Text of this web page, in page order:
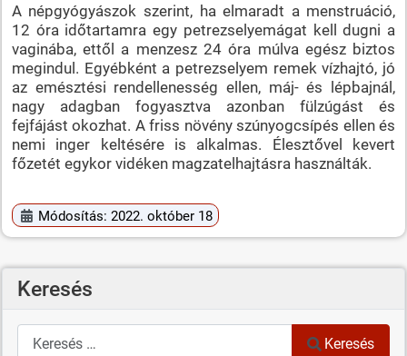
A népgyógyászok szerint, ha elmaradt a menstruáció,
12 óra időtartamra egy petrezselyemágat kell dugni a
vaginába, ettől a menzesz 24 óra múlva egész biztos
megindul. Egyébként a petrezselyem remek vízhajtó, jó
az emésztési rendellenesség ellen, máj- és lépbajnál,
nagy adagban fogyasztva azonban fülzúgást és
fejfájást okozhat. A friss növény szúnyogcsípés ellen és
nemi inger keltésére is alkalmas. Élesztővel kevert
főzetét egykor vidéken magzatelhajtásra használták.
Módosítás: 2022. október 18
Keresés
Keresés
Keresés